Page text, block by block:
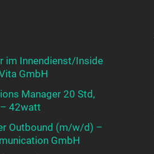
im Innendienst/Inside
GmbH
Manager 20 Std,
42watt
Outbound (m/w/d) –
GmbH